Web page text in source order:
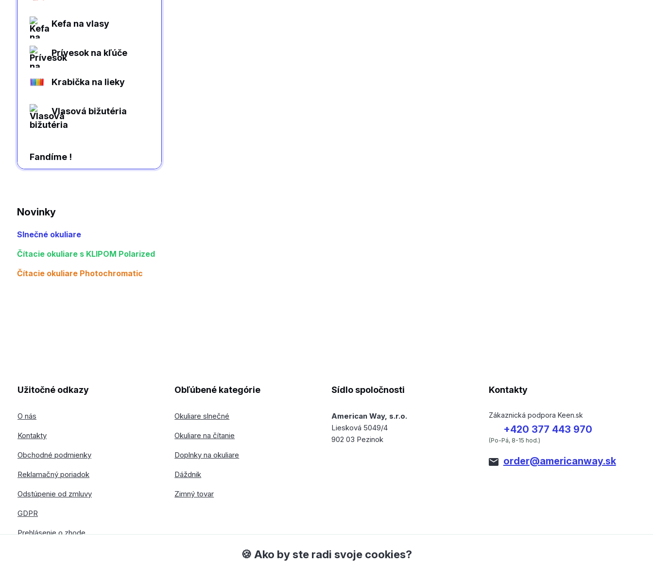
Kefa na vlasy
Prívesok na kľúče
Krabička na lieky
Vlasová bižutéria
Fandíme !
Novinky
Slnečné okuliare
Čítacie okuliare s KLIPOM Polarized
Čítacie okuliare Photochromatic
Užitočné odkazy
O nás
Kontakty
Obchodné podmienky
Reklamačný poriadok
Odstúpenie od zmluvy
GDPR
Prehlásenie o zhode
Obľúbené kategórie
Okuliare slnečné
Okuliare na čítanie
Doplnky na okuliare
Dáždnik
Zimný tovar
Sídlo spoločnosti
American Way, s.r.o.
Liesková 5049/4
902 03 Pezinok
Kontakty
Zákaznická podpora Keen.sk
+420 377 443 970
(Po-Pá, 8-15 hod.)
order@americanway.sk
🍪 Ako by ste radi svoje cookies?